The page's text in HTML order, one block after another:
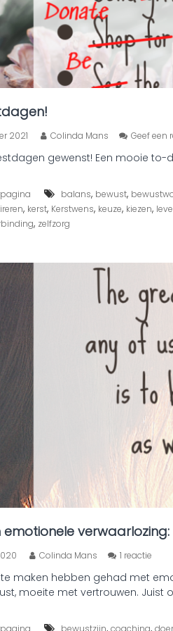
2021 Colinda Mans Geef een
gewenst! Een mooie
balans, bewust,
, kerst, Kerstwens, keuze, kiezen,
, zelfzorg
emotionele
Colinda Mans 1 reactieo
G
e
te maken hebben gehad met
moeite met vertrouwen. Juist
bewustzijn, coaching,